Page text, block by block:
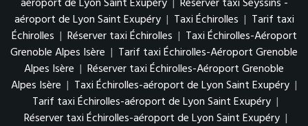
aéroport de Lyon Saint Exupéry | Réserver taxi Seyssins -
aéroport de Lyon Saint Exupéry | Taxi Échirolles | Tarif taxi
Échirolles | Réserver taxi Échirolles | Taxi Échirolles-Aéroport
Grenoble Alpes Isère | Tarif taxi Échirolles-Aéroport Grenoble
Alpes Isère | Réserver taxi Échirolles-Aéroport Grenoble
Alpes Isère | Taxi Échirolles-aéroport de Lyon Saint Exupéry |
Tarif taxi Échirolles-aéroport de Lyon Saint Exupéry |
Réserver taxi Échirolles-aéroport de Lyon Saint Exupéry |